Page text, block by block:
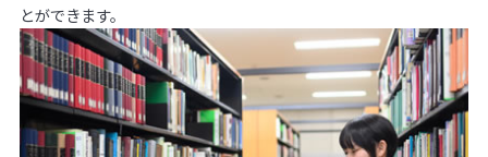
とができます。